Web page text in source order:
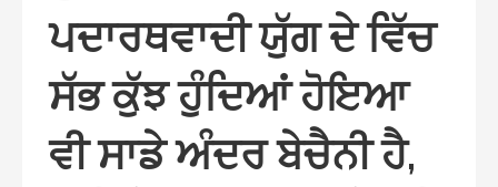
ਪਦਾਰਥਵਾਦੀ ਯੁੱਗ ਦੇ ਵਿੱਚ
ਸੱਭ ਕੁੱਝ ਹੁੰਦਿਆਂ ਹੋਇਆ
ਵੀ ਸਾਡੇ ਅੰਦਰ ਬੇਚੈਨੀ ਹੈ,